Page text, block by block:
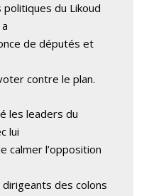
du Likoud
de députés et
contre le plan.
les leaders du
lui
calmer l’opposition
des colons